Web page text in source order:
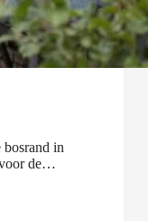
bosrand in
de